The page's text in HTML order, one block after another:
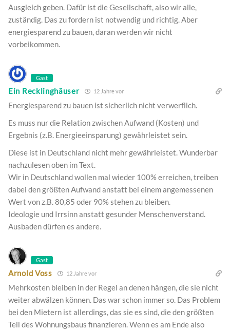
Ausgleich geben. Dafür ist die Gesellschaft, also wir alle,
zuständig. Das zu fordern ist notwendig und richtig. Aber
energiesparend zu bauen, daran werden wir nicht
vorbeikommen.
Gast
Ein Recklinghäuser 12 Jahre vor
Energiesparend zu bauen ist sicherlich nicht verwerflich.
Es muss nur die Relation zwischen Aufwand (Kosten) und
Ergebnis (z.B. Energieeinsparung) gewährleistet sein.
Diese ist in Deutschland nicht mehr gewährleistet. Wunderbar
nachzulesen oben im Text.
Wir in Deutschland wollen mal wieder 100% erreichen, treiben
dabei den größten Aufwand anstatt bei einem angemessenen
Wert von z.B. 80,85 oder 90% stehen zu bleiben.
Ideologie und Irrsinn anstatt gesunder Menschenverstand.
Ausbaden dürfen es andere.
Gast
Arnold Voss 12 Jahre vor
Mehrkosten bleiben in der Regel an denen hängen, die sie nicht
weiter abwälzen können. Das war schon immer so. Das Problem
bei den Mietern ist allerdings, das sie es sind, die den größten
Teil des Wohnungsbaus finanzieren. Wenn es am Ende also